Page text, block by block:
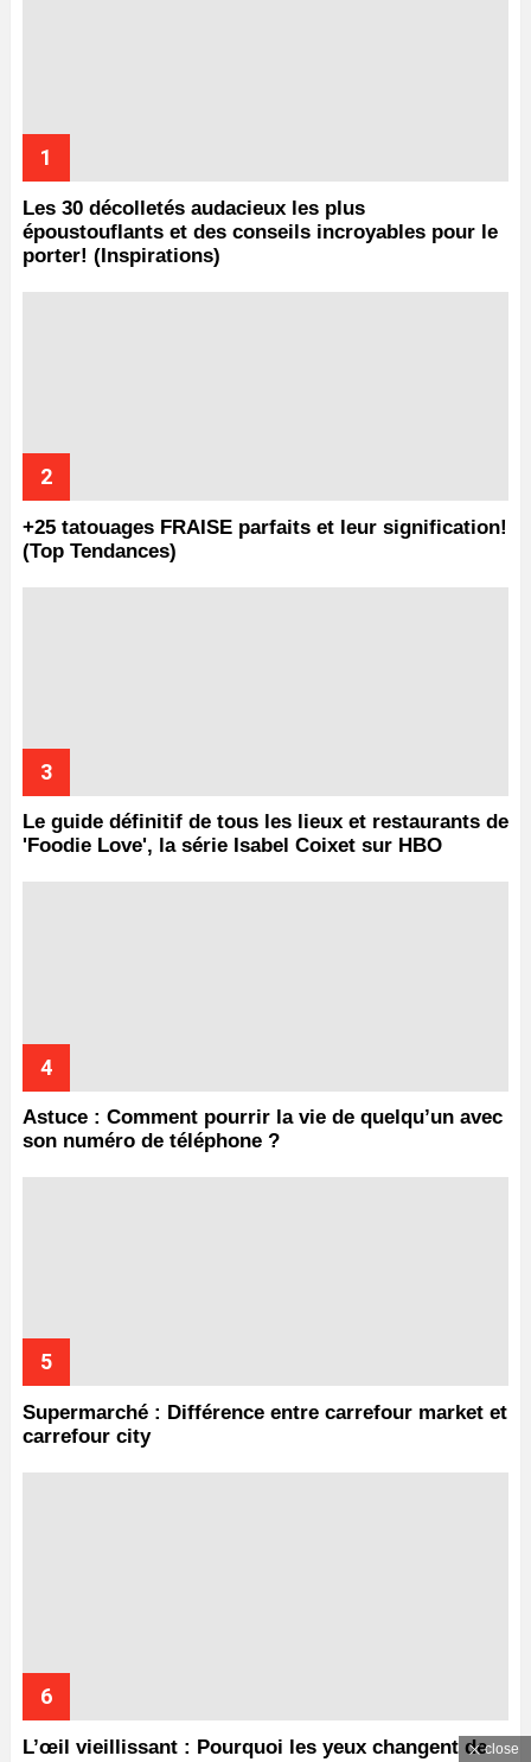
Les 30 décolletés audacieux les plus
époustouflants et des conseils incroyables pour le
porter! (Inspirations)
+25 tatouages ​​FRAISE parfaits et leur signification!
(Top Tendances)
Le guide définitif de tous les lieux et restaurants de
'Foodie Love', la série Isabel Coixet sur HBO
Astuce : Comment pourrir la vie de quelqu’un avec
son numéro de téléphone ?
Supermarché : Différence entre carrefour market et
carrefour city
L’œil vieillissant : Pourquoi les yeux changent declose